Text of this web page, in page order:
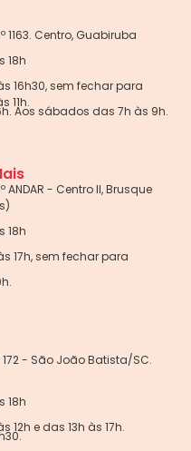
1163. Centro, Guabiruba
18h
16h30, sem fechar para
11h.
Aos sábados das 7h às 9h.
- Centro II, Brusque
18h
17h, sem fechar para
- São João Batista/SC.
18h
12h e das 13h às 17h.